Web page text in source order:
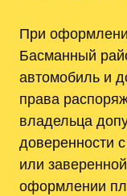
При
Басманный
автомобиль и
права
владельца
доверенности
или
оформлении